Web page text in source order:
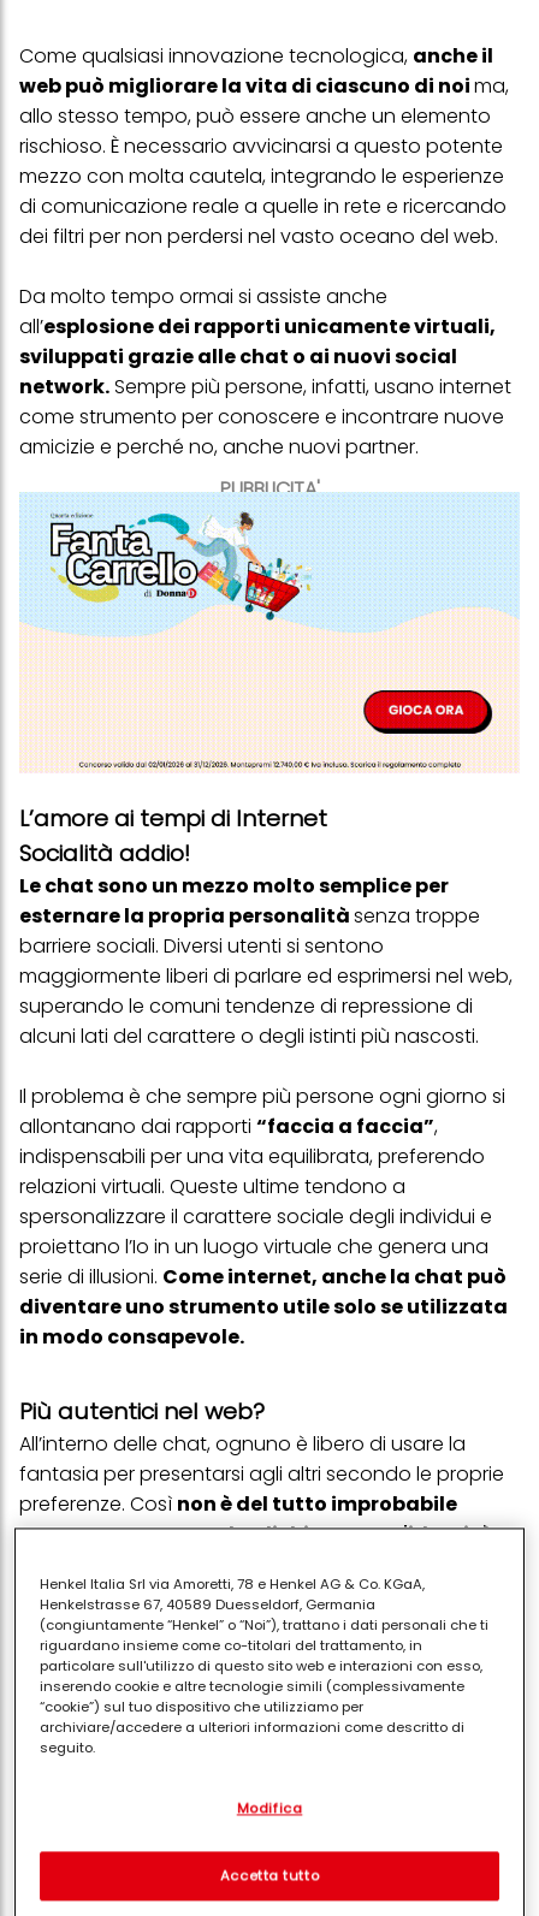
PUBBLICITA'
L’amore ai tempi di Internet
Come qualsiasi innovazione tecnologica, anche il
web può migliorare la vita di ciascuno di noima,
allo stesso tempo, può essere anche un elemento
rischioso. È necessario avvicinarsi a questo potente
mezzo con molta cautela, integrando le esperienze
di comunicazione reale a quelle in rete e ricercando
dei filtri per non perdersi nel vasto oceano del web.
Da molto tempo ormai si assiste anche
all’esplosione dei rapporti unicamente virtuali,
sviluppati grazie alle chat o ai nuovi social
network.Sempre più persone, infatti, usano internet
come strumento per conoscere e incontrare nuove
amicizie e perché no, anche nuovi partner.
Socialità addio!
Le chat sono un mezzo molto semplice per
esternare la propria personalitàsenza troppe
barriere sociali. Diversi utenti si sentono
maggiormente liberi di parlare ed esprimersi nel web,
superando le comuni tendenze di repressione di
alcuni lati del carattere o degli istinti più nascosti.
Il problema è che sempre più persone ogni giorno si
allontanano dai rapporti “faccia a faccia”,
indispensabili per una vita equilibrata, preferendo
relazioni virtuali. Queste ultime tendono a
spersonalizzare il carattere sociale degli individui e
proiettano l’Io in un luogo virtuale che genera una
serie di illusioni. Come internet, anche la chat può
diventare uno strumento utile solo se utilizzata
in modo consapevole.
Più autentici nel web?
All’interno delle chat, ognuno è libero di usare la
fantasia per presentarsi agli altri secondo le proprie
preferenze. Così non è del tutto improbabile
conoscere persone che dichiarano un'identità
caratteristiche fisiche, età, occupazione, stato civile
o addirittura il proprio nome.
La chat consente di giocare con la propria persona,
scegliendo gli aspetti più interessanti del proprio
carattere per mostrarsi agli altri. In questo modo è
psicologiche che frustrano la vita sociale reale.
avvantaggiando la capacità di
socializzare a discapito della propria personalità
Henkel Italia Srl via Amoretti, 78 e Henkel AG & Co. KGaA,
Henkelstrasse 67, 40589 Duesseldorf, Germania
(congiuntamente “Henkel” o “Noi”), trattano i dati personali che ti
riguardano insieme come co-titolari del trattamento, in
particolare sull'utilizzo di questo sito web e interazioni con esso,
inserendo cookie e altre tecnologie simili (complessivamente
“cookie”) sul tuo dispositivo che utilizziamo per
archiviare/accedere a ulteriori informazioni come descritto di
seguito.
separati o co-titolari come indicato nella nostra Informativa sulla
pixel, impronte digitali e tecnologie simili" utilizzeremo anche
cookie ed elaboreremo i dati relativi a te per
Modifica
Accetta tutto